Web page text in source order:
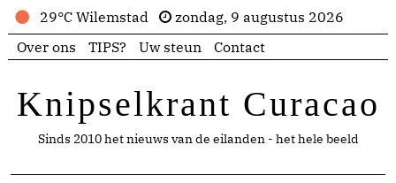
29°C Wilemstad
zondag, 9 augustus 2026
Over ons
TIPS? Uw steun Contact
Knipselkrant Curacao
Sinds 2010 het nieuws van de eilanden - het hele beeld